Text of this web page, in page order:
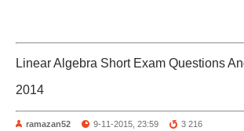
Linear Algebra Short Exam Questions
2014
ramazan52 9-11-2015, 23:59 3 216